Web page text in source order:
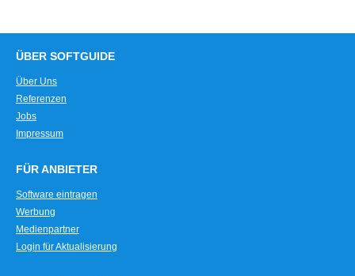
ÜBER SOFTGUIDE
Über Uns
Referenzen
Jobs
Impressum
FÜR ANBIETER
Software eintragen
Werbung
Medienpartner
Login für Aktualisierung